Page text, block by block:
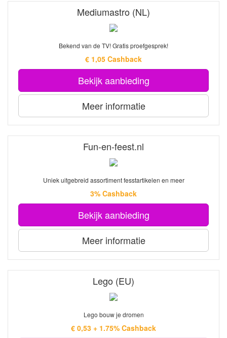
Mediumastro (NL)
Bekend van de TV! Gratis proefgesprek!
€ 1,05 Cashback
Bekijk aanbieding
Meer informatie
Fun-en-feest.nl
Uniek uitgebreid assortiment fesstartikelen en meer
3% Cashback
Bekijk aanbieding
Meer informatie
Lego (EU)
Lego bouw je dromen
€ 0,53 + 1.75% Cashback